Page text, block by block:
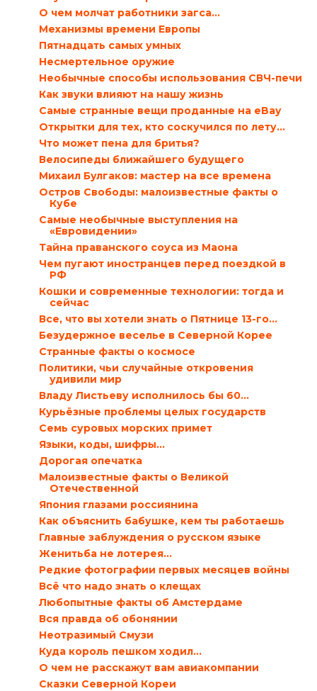
О чем молчат работники загса…
Механизмы времени Европы
Пятнадцать самых умных
Несмертельное оружие
Необычные способы использования СВЧ-печи
Как звуки влияют на нашу жизнь
Самые странные вещи проданные на eBay
Открытки для тех, кто соскучился по лету…
Что может пена для бритья?
Велосипеды ближайшего будущего
Михаил Булгаков: мастер на все времена
Остров Свободы: малоизвестные факты о
Кубе
Самые необычные выступления на
«Евровидении»
Тайна праванского соуса из Маона
Чем пугают иностранцев перед поездкой в
РФ
Кошки и современные технологии: тогда и
сейчас
Все, что вы хотели знать о Пятнице 13-го…
Безудержное веселье в Северной Корее
Странные факты о космосе
Политики, чьи случайные откровения
удивили мир
Владу Листьеву исполнилось бы 60…
Курьёзные проблемы целых государств
Семь суровых морских примет
Языки, коды, шифры…
Дорогая опечатка
Малоизвестные факты о Великой
Отечественной
Япония глазами россиянина
Как объяснить бабушке, кем ты работаешь
Главные заблуждения о русском языке
Женитьба не лотерея…
Редкие фотографии первых месяцев войны
Всё что надо знать о клещах
Любопытные факты об Амстердаме
Вся правда об обонянии
Неотразимый Смузи
Куда король пешком ходил…
О чем не расскажут вам авиакомпании
Сказки Северной Кореи